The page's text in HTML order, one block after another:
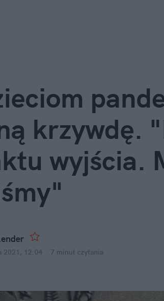
krzywdę.
wyjścia.
2021, 12:04 7 minut czytania